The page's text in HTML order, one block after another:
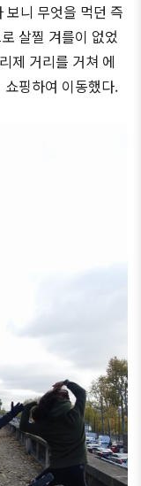
보니 무엇을 먹던 즉
살찔 겨를이 없었
제 거리를 거쳐 에
핑하여 이동했다.